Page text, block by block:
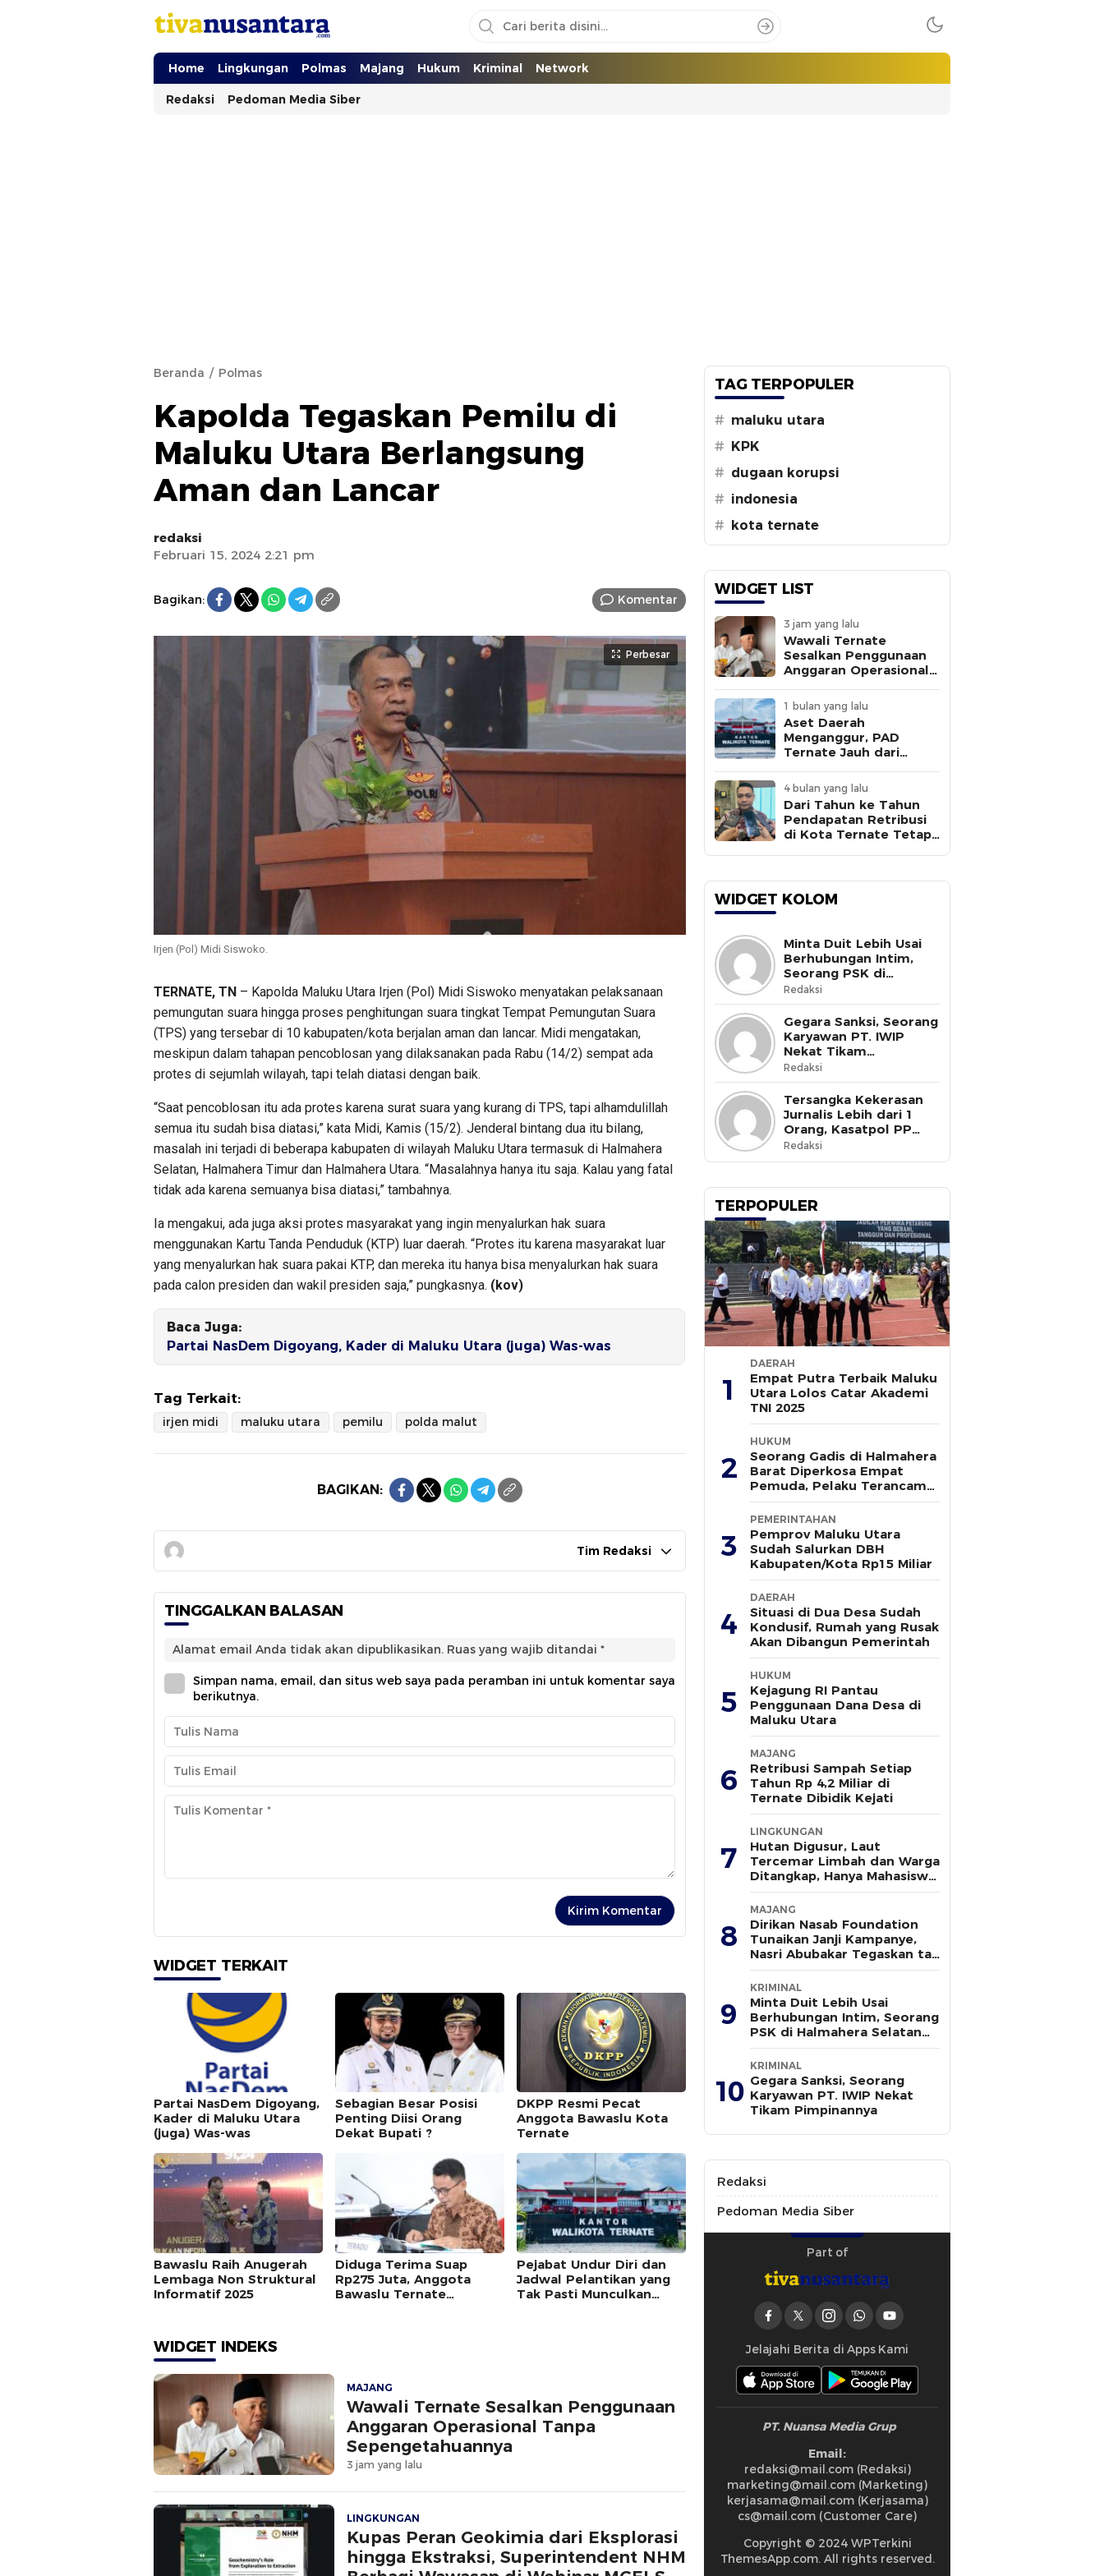
tivanusantara.com
Berita Nusantara
Home Lingkungan Polmas Majang Hukum Kriminal Network
Redaksi Pedoman Media Siber
Beranda Polmas
Kapolda Tegaskan Pemilu di
Maluku Utara Berlangsung
Aman dan Lancar
redaksi
Februari 15, 2024 2:21 pm
Bagikan: Komentar
Perbesar
Irjen (Pol) Midi Siswoko.
TERNATE, TN – Kapolda Maluku Utara Irjen (Pol) Midi Siswoko menyatakan pelaksanaan
pemungutan suara hingga proses penghitungan suara tingkat Tempat Pemungutan Suara
(TPS) yang tersebar di 10 kabupaten/kota berjalan aman dan lancar. Midi mengatakan,
meskipun dalam tahapan pencoblosan yang dilaksanakan pada Rabu (14/2) sempat ada
protes di sejumlah wilayah, tapi telah diatasi dengan baik.
“Saat pencoblosan itu ada protes karena surat suara yang kurang di TPS, tapi alhamdulillah
semua itu sudah bisa diatasi,” kata Midi, Kamis (15/2). Jenderal bintang dua itu bilang,
masalah ini terjadi di beberapa kabupaten di wilayah Maluku Utara termasuk di Halmahera
Selatan, Halmahera Timur dan Halmahera Utara. “Masalahnya hanya itu saja. Kalau yang fatal
tidak ada karena semuanya bisa diatasi,” tambahnya.
Ia mengakui, ada juga aksi protes masyarakat yang ingin menyalurkan hak suara
menggunakan Kartu Tanda Penduduk (KTP) luar daerah. “Protes itu karena masyarakat luar
yang menyalurkan hak suara pakai KTP, dan mereka itu hanya bisa menyalurkan hak suara
pada calon presiden dan wakil presiden saja,” pungkasnya. (kov)
Baca Juga:
Partai NasDem Digoyang, Kader di Maluku Utara (juga) Was-was
Tag Terkait:
irjen midi maluku utara pemilu polda malut
BAGIKAN:
Tim Redaksi
TINGGALKAN BALASAN
Alamat email Anda tidak akan dipublikasikan. Ruas yang wajib ditandai *
Simpan nama, email, dan situs web saya pada peramban ini untuk komentar saya
berikutnya.
WIDGET TERKAIT
Partai NasDem Digoyang,
Kader di Maluku Utara
(juga) Was-was
Sebagian Besar Posisi
Penting Diisi Orang
Dekat Bupati ?
DKPP Resmi Pecat
Anggota Bawaslu Kota
Ternate
Bawaslu Raih Anugerah
Lembaga Non Struktural
Informatif 2025
Diduga Terima Suap
Rp275 Juta, Anggota
Bawaslu Ternate
Pejabat Undur Diri dan
Jadwal Pelantikan yang
Tak Pasti Munculkan
WIDGET INDEKS
MAJANG
Wawali Ternate Sesalkan Penggunaan
Anggaran Operasional Tanpa
Sepengetahuannya
3 jam yang lalu
LINGKUNGAN
Kupas Peran Geokimia dari Eksplorasi
hingga Ekstraksi, Superintendent NHM
TAG TERPOPULER
# maluku utara
# KPK
# dugaan korupsi
# indonesia
# kota ternate
WIDGET LIST
3 jam yang lalu
Wawali Ternate
Sesalkan Penggunaan
Anggaran Operasional
Sepengetahuannya
1 bulan yang lalu
Aset Daerah
Menganggur, PAD
Ternate Jauh dari
4 bulan yang lalu
Dari Tahun ke Tahun
Pendapatan Retribusi
di Kota Ternate Tetap
WIDGET KOLOM
Minta Duit Lebih Usai
Berhubungan Intim,
Seorang PSK di
Halmahera Selatan
Tewas Ditusuk
Redaksi
Gegara Sanksi, Seorang
Karyawan PT. IWIP
Nekat Tikam
Pimpinannya
Redaksi
Tersangka Kekerasan
Jurnalis Lebih dari 1
Orang, Kasatpol PP
Ternate Masih Mangkir
Redaksi
TERPOPULER
1
DAERAH
Empat Putra Terbaik Maluku
Utara Lolos Catar Akademi
TNI 2025
2
HUKUM
Seorang Gadis di Halmahera
Barat Diperkosa Empat
Pemuda, Pelaku Terancam
15 Tahun Penjara
3
PEMERINTAHAN
Pemprov Maluku Utara
Sudah Salurkan DBH
Kabupaten/Kota Rp15 Miliar
4
DAERAH
Situasi di Dua Desa Sudah
Kondusif, Rumah yang Rusak
Akan Dibangun Pemerintah
5
HUKUM
Kejagung RI Pantau
Penggunaan Dana Desa di
Maluku Utara
6
MAJANG
Retribusi Sampah Setiap
Tahun Rp 4,2 Miliar di
Ternate Dibidik Kejati
7
LINGKUNGAN
Hutan Digusur, Laut
Tercemar Limbah dan Warga
Ditangkap, Hanya Mahasiswa
yang Bersuara
8
MAJANG
Dirikan Nasab Foundation
Tunaikan Janji Kampanye,
Nasri Abubakar Tegaskan tak
Ada Kepentingan Politik
9
KRIMINAL
Minta Duit Lebih Usai
Berhubungan Intim, Seorang
PSK di Halmahera Selatan
Tewas Ditusuk
10
KRIMINAL
Gegara Sanksi, Seorang
Karyawan PT. IWIP Nekat
Tikam Pimpinannya
Redaksi
Pedoman Media Siber
Part of
Jelajahi Berita di Apps Kami
PT. Nuansa Media Grup
Email:
redaksi@mail.com (Redaksi)
marketing@mail.com (Marketing)
kerjasama@mail.com (Kerjasama)
cs@mail.com (Customer Care)
Copyright © 2024 WPTerkini
ThemesApp.com. All rights reserved.